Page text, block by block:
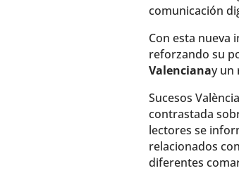
comunicación
Con esta nueva
reforzando su
Valencianay un
Sucesos
contrastada
lectores se
relacionados
diferentes